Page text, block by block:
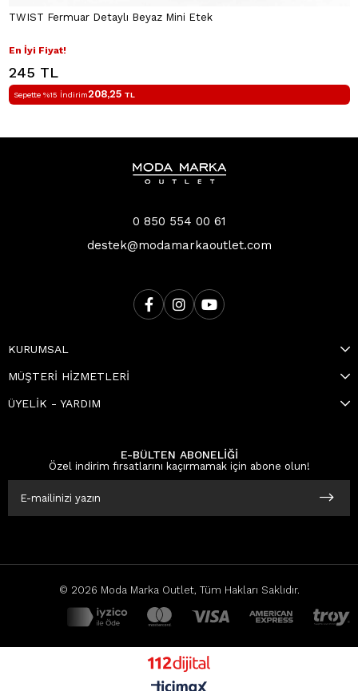
TWIST Fermuar Detaylı Beyaz Mini Etek
En İyi Fiyat!
245 TL
Sepette %15 İndirim208,25 TL
0 850 554 00 61
destek@modamarkaoutlet.com
KURUMSAL
MÜŞTERİ HİZMETLERİ
ÜYELİK - YARDIM
E-BÜLTEN ABONELİĞİ
Özel indirim fırsatlarını kaçırmamak için abone olun!
© 2026 Moda Marka Outlet, Tüm Hakları Saklıdır.